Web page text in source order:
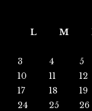
L
M
3
4 5
10
11 12
17
18 19
24
25 26